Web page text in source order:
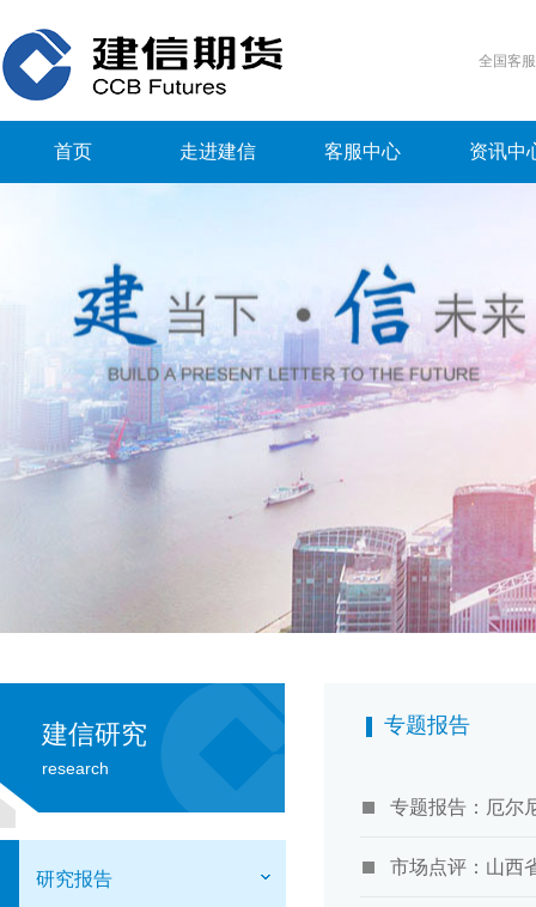
全国客
首页 走进建信 客服中心 资讯中
建信研究
research
研究报告
专题报告
专题报告：厄尔
市场点评：山西